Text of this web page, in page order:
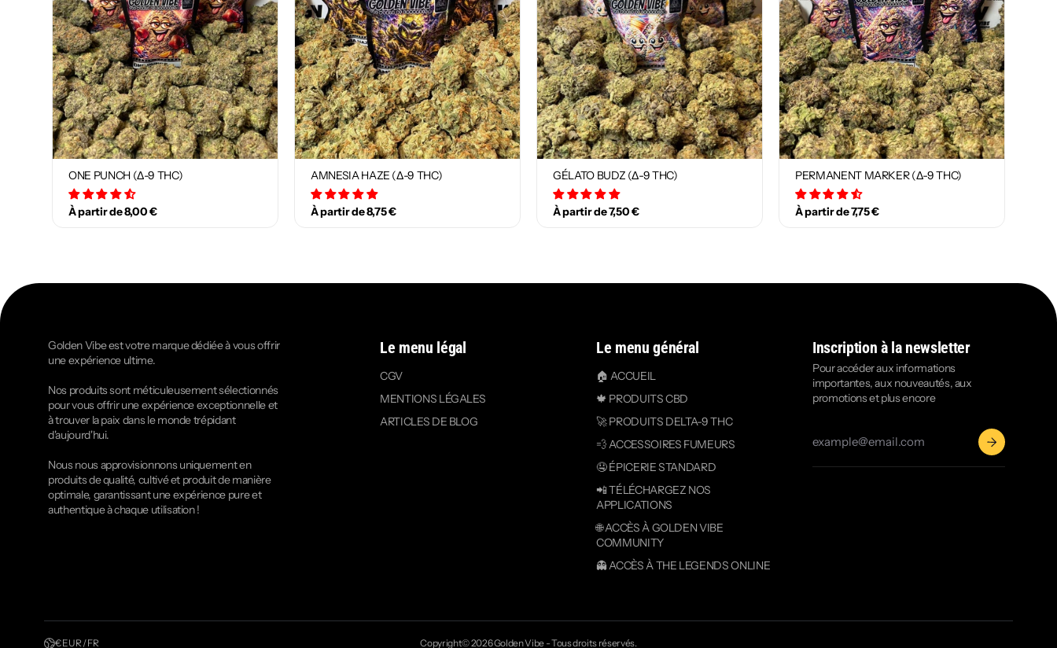
ONE PUNCH (Δ-9 THC)
À partir de 8,00 €
AMNESIA HAZE (Δ-9 THC)
À partir de 8,75 €
GÉLATO BUDZ (Δ-9 THC)
À partir de 7,50 €
PERMANENT MARKER (Δ-9 THC)
À partir de 7,75 €
Golden Vibe est votre marque dédiée à vous offrir
une expérience ultime.
Nos produits sont méticuleusement sélectionnés
pour vous offrir une expérience exceptionnelle et
à trouver la paix dans le monde trépidant
d'aujourd'hui.
Nous nous approvisionnons uniquement en
produits de qualité, cultivé et produit de manière
optimale, garantissant une expérience pure et
authentique à chaque utilisation !
Le menu légal
CGV
MENTIONS LÉGALES
ARTICLES DE BLOG
Le menu général
🏠 ACCUEIL
🍁 PRODUITS CBD
🚀 PRODUITS DELTA-9 THC
💨 ACCESSOIRES FUMEURS
🤤 ÉPICERIE STANDARD
📲 TÉLÉCHARGEZ NOS
APPLICATIONS
🌐 ACCÈS À GOLDEN VIBE
COMMUNITY
👻 ACCÈS À THE LEGENDS ONLINE
Inscription à la newsletter
Pour accéder aux informations
importantes, aux nouveautés, aux
promotions et plus encore
€ EUR / FR Copyright© 2026Golden Vibe - Tous droits réservés.